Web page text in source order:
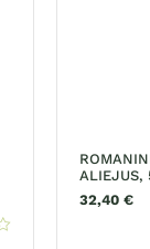
ALIEJUS,
32,40 €